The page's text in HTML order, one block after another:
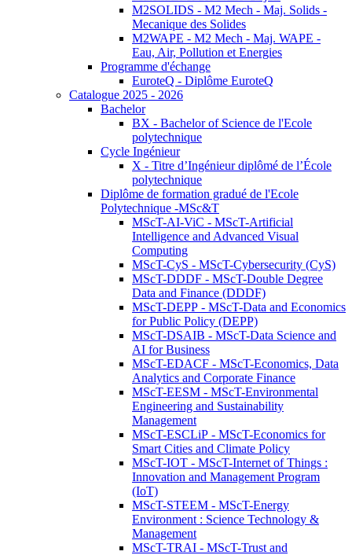
M2SOLIDS - M2 Mech - Maj. Solids -
Mecanique des Solides
M2WAPE - M2 Mech - Maj. WAPE -
Eau, Air, Pollution et Energies
Programme d'échange
EuroteQ - Diplôme EuroteQ
Catalogue 2025 - 2026
Bachelor
BX - Bachelor of Science de l'Ecole
polytechnique
Cycle Ingénieur
X - Titre d’Ingénieur diplômé de l’École
polytechnique
Diplôme de formation gradué de l'Ecole
Polytechnique -MSc&T
MScT-AI-ViC - MScT-Artificial
Intelligence and Advanced Visual
Computing
MScT-CyS - MScT-Cybersecurity (CyS)
MScT-DDDF - MScT-Double Degree
Data and Finance (DDDF)
MScT-DEPP - MScT-Data and Economics
for Public Policy (DEPP)
MScT-DSAIB - MScT-Data Science and
AI for Business
MScT-EDACF - MScT-Economics, Data
Analytics and Corporate Finance
MScT-EESM - MScT-Environmental
Engineering and Sustainability
Management
MScT-ESCLiP - MScT-Economics for
Smart Cities and Climate Policy
MScT-IOT - MScT-Internet of Things :
Innovation and Management Program
(IoT)
MScT-STEEM - MScT-Energy
Environment : Science Technology &
Management
MScT-TRAI - MScT-Trust and